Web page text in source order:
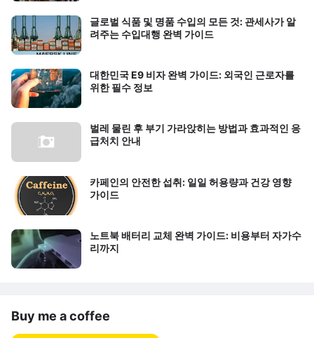
글로벌 식품 및 명품 수입의 모든 것: 관세사가 알
려주는 수입대행 완벽 가이드
대한민국 E9 비자 완벽 가이드: 외국인 근로자를
위한 필수 정보
벌레 물린 후 부기 가라앉히는 방법과 효과적인 응
급처치 안내
카페인의 안전한 섭취: 일일 허용량과 건강 영향
가이드
노트북 배터리 교체 완벽 가이드: 비용부터 자가수
리까지
Buy me a coffee